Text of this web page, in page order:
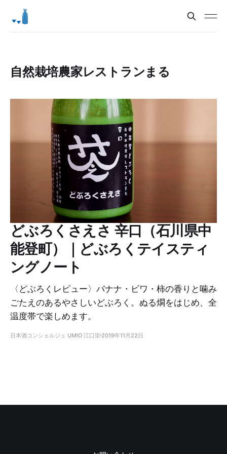
自然栽培農家レストランまる
どぶろくさえさ 辛口（石川県中
能登町）｜どぶろくテイスティ
ングノート
〈どぶろくレビュー〉バナナ・ビワ・柿の香りと噛み
ごたえのあるやさしいどぶろく。ぬる燗をはじめ、全
温度帯で楽しめます。
日本酒コンシェルジュ UMIO 江口崇 2019年11月22日